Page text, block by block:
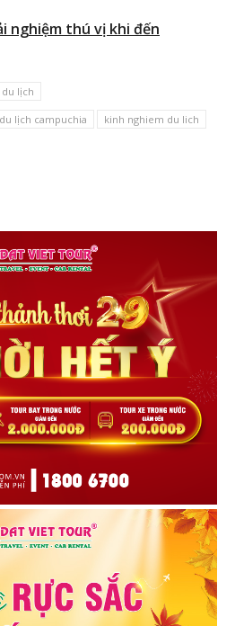
nghiệm thú vị khi đến
lịch
du lịch campuchia kinh nghiem du lich